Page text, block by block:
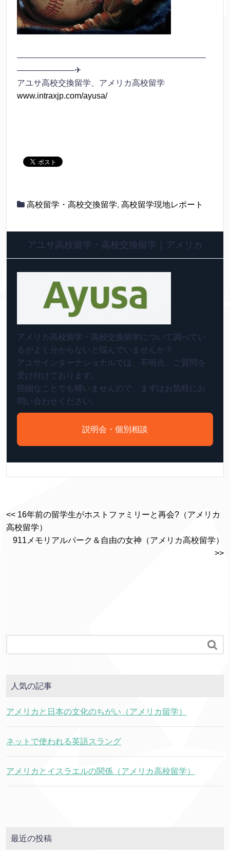
———————————————————————
———————✈
アユサ高校交換留学、アメリカ高校留学
www.intraxjp.com/ayusa/
高校留学・高校交換留学, 高校留学現地レポート
アユサ高校留学・高校交換留学｜アメリカ
アメリカ高校留学・高校交換留学について調べてい
るがよく分からないと悩んでいませんか？
アユサインターナショナルでは、不明点、ご質問を
受け付けております。
些細なことでも構いませんので、まずはお気軽にお
問い合わせください。
説明会・個別相談
<< 16年前の留学生がホストファミリーと再会?（アメリカ
高校留学）
911メモリアルパーク＆自由の女神（アメリカ高校留学）
>>

人気の記事
アメリカと日本の文化のちがい（アメリカ留学）
ネットで使われる英語スラング
アメリカとイスラエルの関係（アメリカ高校留学）
最近の投稿